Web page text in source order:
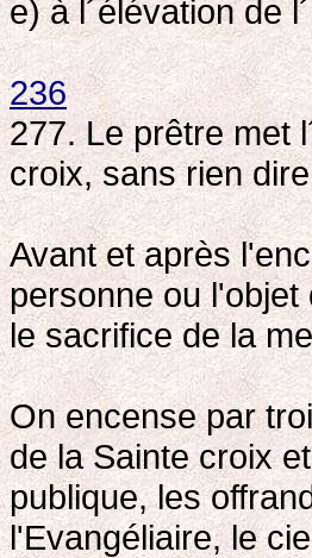
e) à l´élévation de
236
277. Le prêtre met
croix, sans rien
Avant et après
personne ou
le sacrifice de la
On encense par
de la Sainte croix
publique, les
l'Evangéliaire, le